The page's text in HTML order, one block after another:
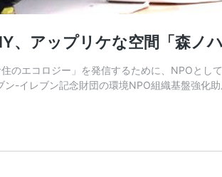
、アップリケな空間「森ノ
のエコロジー」を発信するために、NPOとし
ン-イレブン記念財団の環境NPO組織基盤強化